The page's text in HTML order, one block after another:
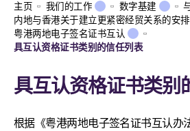
主页 我们的工作 数字基建
内地与香港关于建立更紧密经贸关系的安排
粤港两地电子签名证书互认
具互认资格证书类别的信任列表
具互认资格证书类别
根据《粤港两地电子签名证书互认办